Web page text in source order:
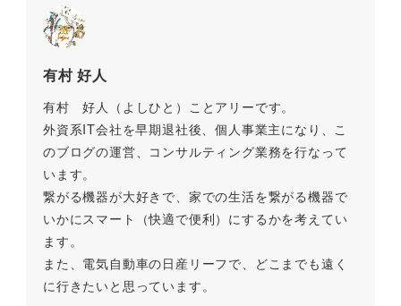
有村 好人
有村 好人（よしひと）ことアリーです。
外資系IT会社を早期退社後、個人事業主になり、こ
のブログの運営、コンサルティング業務を行なって
います。
繋がる機器が大好きで、家での生活を繋がる機器で
いかにスマート（快適で便利）にするかを考えてい
ます。
また、電気自動車の日産リーフで、どこまでも遠く
に行きたいと思っています。